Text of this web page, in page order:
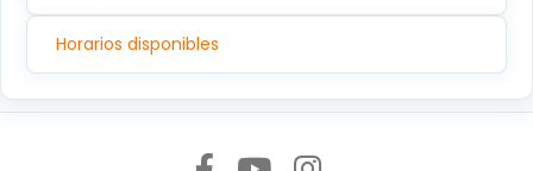
Horarios disponibles